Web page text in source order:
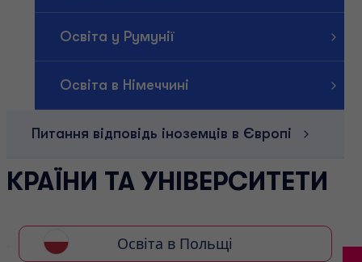
Освіта у Румунії
Освіта в Німеччині
Питання відповідь іноземців в Європі
КРАЇНИ ТА УНІВЕРСИТЕТИ
Освіта в Польщі